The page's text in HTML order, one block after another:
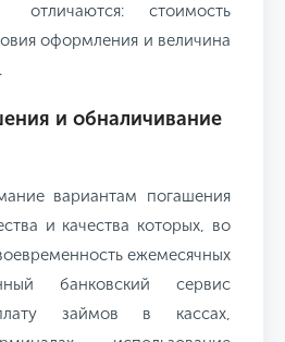
стоимость
оформления и величина
и обналичивание
вариантам погашения
и качества которых, во
ежемесячных
банковский сервис
займов в кассах,